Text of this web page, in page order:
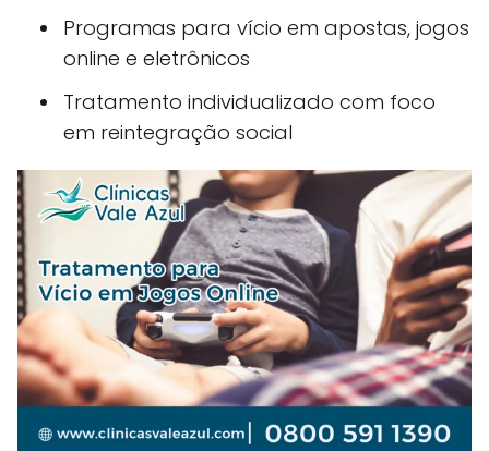
Programas para vício em apostas, jogos
online e eletrônicos
Tratamento individualizado com foco
em reintegração social